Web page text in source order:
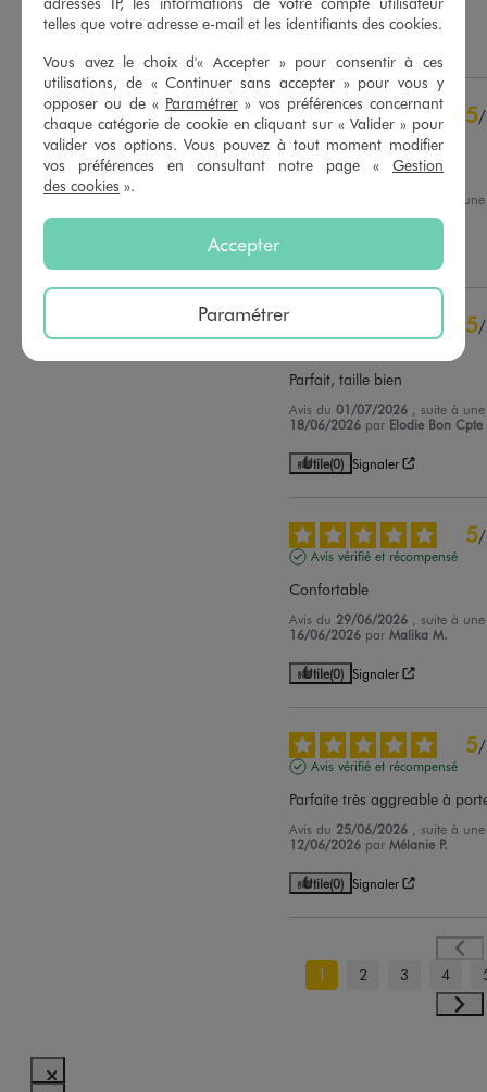
contrôle
Voir tous les avis sur ce site
5étoiles
37
3étoiles
4
2étoiles
2
1étoile 0
07/07/2026 parStephanie C.
5/
Avis vérifié et récompensé
Très bonne matière
, suite à
07/07/2026 parCeline F.
5/
Parfait, taille bien
Avis du01/07/2026
, suite à
18/06/2026 par Elodie Bon Cpte
Utile(0) Signaler
5/
Avis vérifié et récompensé
Confortable
Avis du 29/06/2026
, suite à
16/06/2026 parMalika M.
Utile(0) Signaler
5/
Avis vérifié et récompensé
Parfaite très aggreable à
Avis du 25/06/2026
, suite à
12/06/2026 parMélanie P.
Utile(0) Signaler
1 2 3 4
telles que votre adresse e-mail et les identifiants des cookies.
Vous avez le choix d'« Accepter » pour consentir à ces
utilisations, de « Continuer sans accepter » pour vous y
opposer ou de « Paramétrer » vos préférences concernant
chaque catégorie de cookie en cliquant sur « Valider » pour
valider vos options. Vous pouvez à tout moment modifier
vos préférences en consultant notre page « Gestion
des cookies ».
Accepter
Paramétrer